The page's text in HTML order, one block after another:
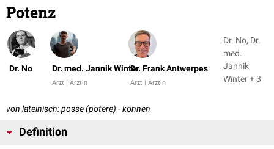
Potenz
Dr. No Dr. med. Jannik Winter
Arzt | Ärztin
Dr. Frank Antwerpes
Arzt | Ärztin
Dr. No, Dr.
med.
Jannik
Winter + 3
von lateinisch: posse (potere) - können
Definition